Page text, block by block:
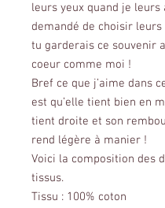
leurs yeux quand je leurs
demandé de choisir leurs
tu garderais ce souvenir
coeur comme moi !
Bref ce que j’aime dans
est qu’elle tient bien en
tient droite et son
rend légère à manier !
Voici la composition des
tissus.
Tissu : 100% coton